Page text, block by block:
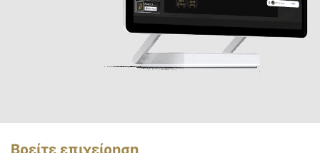
Βρείτε επιχείρηση